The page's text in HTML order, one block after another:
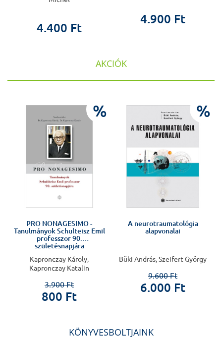
4.400 Ft
4.900 Ft
AKCIÓK
%
PRO NONAGESIMO -
Tanulmányok Schulteisz Emil
professzor 90.
születésnapjára
Kapronczay Károly,
Kapronczay Katalin
3.900 Ft
800 Ft
%
A neurotraumatológia
alapvonalai
Büki András, Szeifert György
9.600 Ft
6.000 Ft
KÖNYVESBOLTJAINK